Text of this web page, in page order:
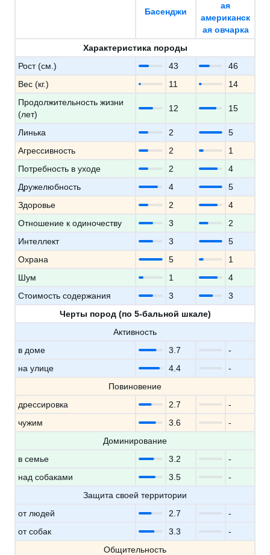
Басенджи
ая
американск
ая овчарка
Характеристика породы
Рост (см.)
43
46
Вес (кг.)
11
14
Продолжительность жизни
(лет)
12 15
Линька 2
5
Агрессивность
2
1
Потребность в уходе
2
4
Дружелюбность
4
5
Здоровье
2
4
Отношение к одиночеству
3
2
Интеллект
3
5
Охрана
5
1
Шум
1
4
Стоимость содержания
3
3
Черты пород (по 5-бальной шкале)
Активность
в доме
3.7
-
на улице
4.4
-
Повиновение
дрессировка
2.7
-
чужим
3.6
-
Доминирование
в семье
3.2
-
над собаками
3.5
-
Защита своей территории
от людей
2.7
-
от собак
3.3
-
Общительность